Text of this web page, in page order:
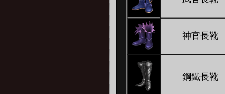
神官長靴
鋼鐵長靴